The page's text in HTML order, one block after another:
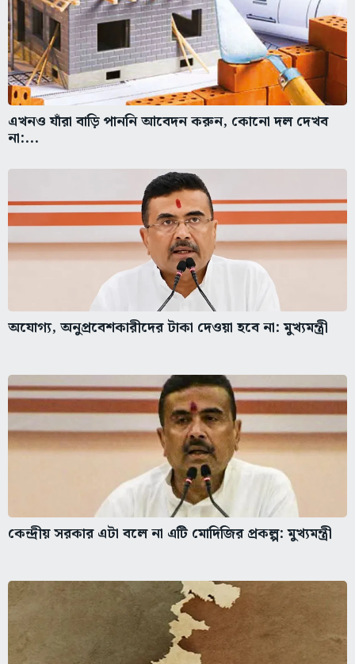
এখনও যাঁরা বাড়ি পাননি আবেদন করুন, কোনো দল দেখব
না:...
অযোগ্য, অনুপ্রবেশকারীদের টাকা দেওয়া হবে না: মুখ্যমন্ত্রী
কেন্দ্রীয় সরকার এটা বলে না এটি মোদিজির প্রকল্প: মুখ্যমন্ত্রী